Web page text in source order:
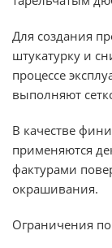
Для создания
штукатурку и
процессе
выполняют
В качестве
применяются
фактурами
окрашивания.
Ограничения